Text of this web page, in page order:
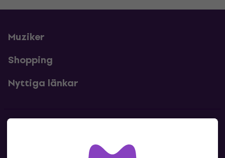
Muziker
Shopping
Nyttiga länkar
Kontakta oss